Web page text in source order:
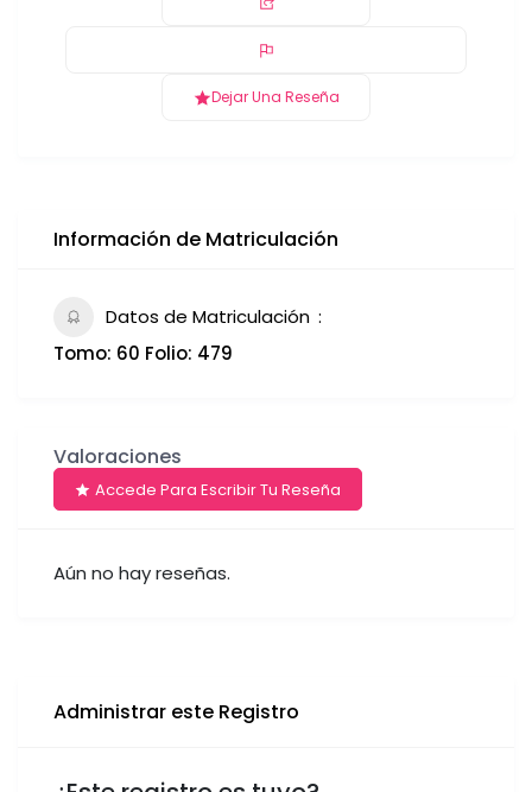
Dejar Una Reseña
Información de Matriculación
Datos de Matriculación
Tomo: 60 Folio: 479
Valoraciones
Accede Para Escribir Tu Reseña
Aún no hay reseñas.
Administrar este Registro